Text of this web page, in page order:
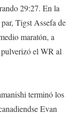
29:27. En la
Tigst Assefa de
maratón, a
el WR al
terminó los
Evan